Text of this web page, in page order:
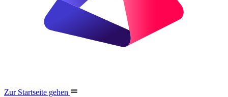
Zur Startseite gehen